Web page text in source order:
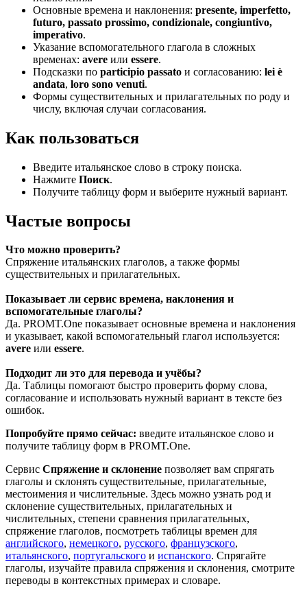
Основные времена и наклонения: presente, imperfetto,
futuro, passato prossimo, condizionale, congiuntivo,
imperativo.
Указание вспомогательного глагола в сложных
временах: avere или essere.
Подсказки по participio passato и согласованию: lei è
andata, loro sono venuti.
Формы существительных и прилагательных по роду и
числу, включая случаи согласования.
Как пользоваться
Введите итальянское слово в строку поиска.
Нажмите Поиск.
Получите таблицу форм и выберите нужный вариант.
Частые вопросы
Что можно проверить?
Спряжение итальянских глаголов, а также формы
существительных и прилагательных.
Показывает ли сервис времена, наклонения и
вспомогательные глаголы?
Да. PROMT.One показывает основные времена и наклонения
и указывает, какой вспомогательный глагол используется:
avere или essere.
Подходит ли это для перевода и учёбы?
Да. Таблицы помогают быстро проверить форму слова,
согласование и использовать нужный вариант в тексте без
ошибок.
Попробуйте прямо сейчас: введите итальянское слово и
получите таблицу форм в PROMT.One.
Сервис Спряжение и склонение позволяет вам спрягать
глаголы и склонять существительные, прилагательные,
местоимения и числительные. Здесь можно узнать род и
склонение существительных, прилагательных и
числительных, степени сравнения прилагательных,
спряжение глаголов, посмотреть таблицы времен для
английского, немецкого, русского, французского,
итальянского, португальского и испанского. Спрягайте
глаголы, изучайте правила спряжения и склонения, смотрите
переводы в контекстных примерах и словаре.